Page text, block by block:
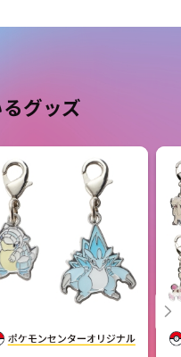
グッズ